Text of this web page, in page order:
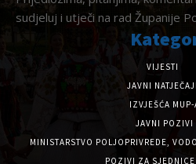
sudjeluj i utječi na rad Županije
VIJESTI
JAVNI NATJEČAJI
IZVJEŠĆA MUP-
JAVNI POZIVI
MINISTARSTVO POLJOPRIVREDE,
POZIVI ZA SJEDNICE